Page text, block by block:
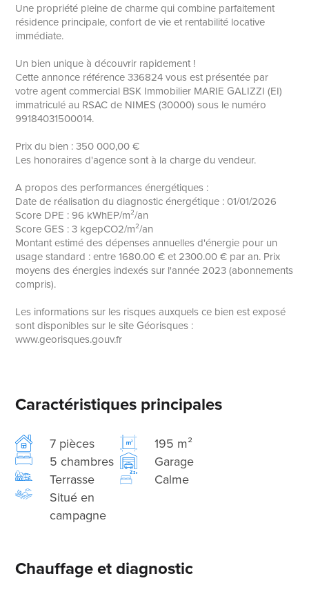
Une propriété pleine de charme qui combine parfaitement
résidence principale, confort de vie et rentabilité locative
immédiate.
Un bien unique à découvrir rapidement !
Cette annonce référence 336824 vous est présentée par
votre agent commercial BSK Immobilier MARIE GALIZZI (EI)
immatriculé au RSAC de NIMES (30000) sous le numéro
99184031500014.
Prix du bien : 350 000,00 €
Les honoraires d'agence sont à la charge du vendeur.
A propos des performances énergétiques :
Date de réalisation du diagnostic énergétique : 01/01/2026
Score DPE : 96 kWhEP/m²/an
Score GES : 3 kgepCO2/m²/an
Montant estimé des dépenses annuelles d'énergie pour un
usage standard : entre 1680.00 € et 2300.00 € par an. Prix
moyens des énergies indexés sur l'année 2023 (abonnements
compris).
Les informations sur les risques auxquels ce bien est exposé
sont disponibles sur le site Géorisques :
www.georisques.gouv.fr
Caractéristiques principales
7 pièces
195 m²
5 chambres
Garage
Terrasse
Calme
Situé en
campagne
Chauffage et diagnostic